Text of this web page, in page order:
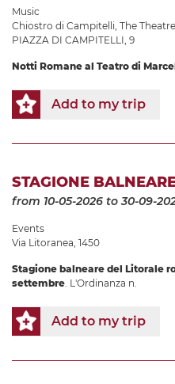
Music
Chiostro di Campitelli, The
PIAZZA DI CAMPITELLI, 9
Notti Romane al Teatro di
Add to my trip
STAGIONE
from 10-05-2026 to 30-09-
Events
Via Litoranea, 1450
Stagione balneare del Litorale
settembre. L'Ordinanza n.
Add to my trip